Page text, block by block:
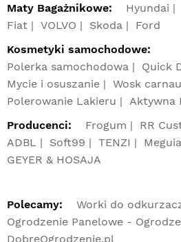
Maty Bagażnikowe:
Hyundai
Fiat
VOLVO Skoda
Ford
Kosmetyki samochodowe:
Polerka samochodowa
Quick
Mycie i osuszanie
Wosk
Polerowanie Lakieru
Aktywna
Producenci:
Frogum RR
ADBL
Soft99 TENZI
GEYER & HOSAJA
Polecamy:
Worki do
Ogrodzenie Panelowe -
DobreOgrodzenie.pl